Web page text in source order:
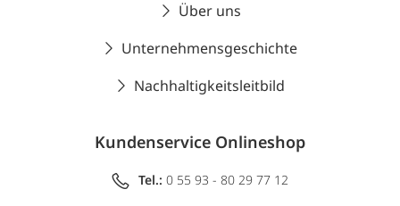
Über uns
Unternehmensgeschichte
Nachhaltigkeitsleitbild
Kundenservice Onlineshop
Tel.: 0 55 93 - 80 29 77 12